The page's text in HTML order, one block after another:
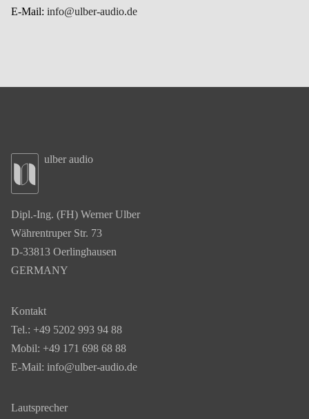
E-Mail: info@ulber-audio.de
ulber audio
Dipl.-Ing. (FH) Werner Ulber
Währentruper Str. 73
D-33813 Oerlinghausen
GERMANY
Kontakt
Tel.: +49 5202 993 94 88
Mobil: +49 171 698 68 88
E-Mail: info@ulber-audio.de
Lautsprecher